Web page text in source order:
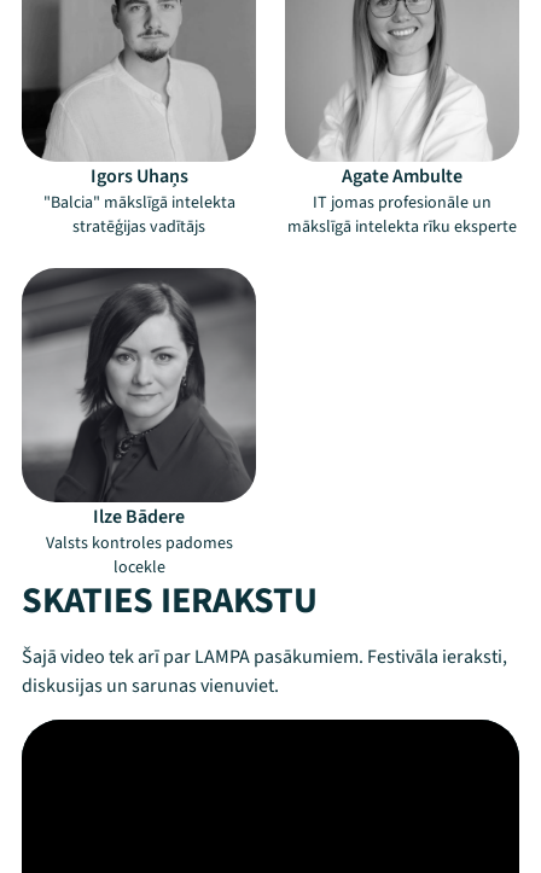
Mana programma
Festivāls
Programma
Arhīvs
Viņi bija LAMPĀ 2026
Jaunumi
Igors Uhaņs
"Balcia" mākslīgā intelekta
stratēģijas vadītājs
Agate Ambulte
IT jomas profesionāle un
mākslīgā intelekta rīku eksperte
Ilze Bādere
Valsts kontroles padomes
locekle
SKATIES IERAKSTU
Šajā video tek arī par LAMPA pasākumiem. Festivāla ieraksti,
diskusijas un sarunas vienuviet.